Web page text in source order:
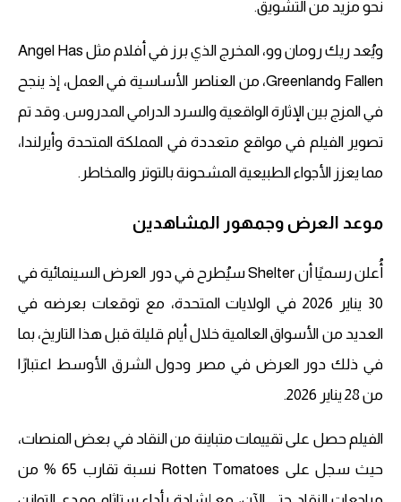
نحو مزيد من التشويق.
ويُعد ريك رومان وو، المخرج الذي برز في أفلام مثل Angel Has
Fallen وGreenland، من العناصر الأساسية في العمل، إذ ينجح
في المزج بين الإثارة الواقعية والسرد الدرامي المدروس. وقد تم
تصوير الفيلم في مواقع متعددة في المملكة المتحدة وأيرلندا،
مما يعزز الأجواء الطبيعية المشحونة بالتوتر والمخاطر.
موعد العرض وجمهور المشاهدين
أُعلن رسميًا أن Shelter سيُطرح في دور العرض السينمائية في
30 يناير 2026 في الولايات المتحدة، مع توقعات بعرضه في
العديد من الأسواق العالمية خلال أيام قليلة قبل هذا التاريخ، بما
في ذلك دور العرض في مصر ودول الشرق الأوسط اعتبارًا
من 28 يناير 2026.
الفيلم حصل على تقييمات متباينة من النقاد في بعض المنصات،
حيث سجل على Rotten Tomatoes نسبة تقارب 65 % من